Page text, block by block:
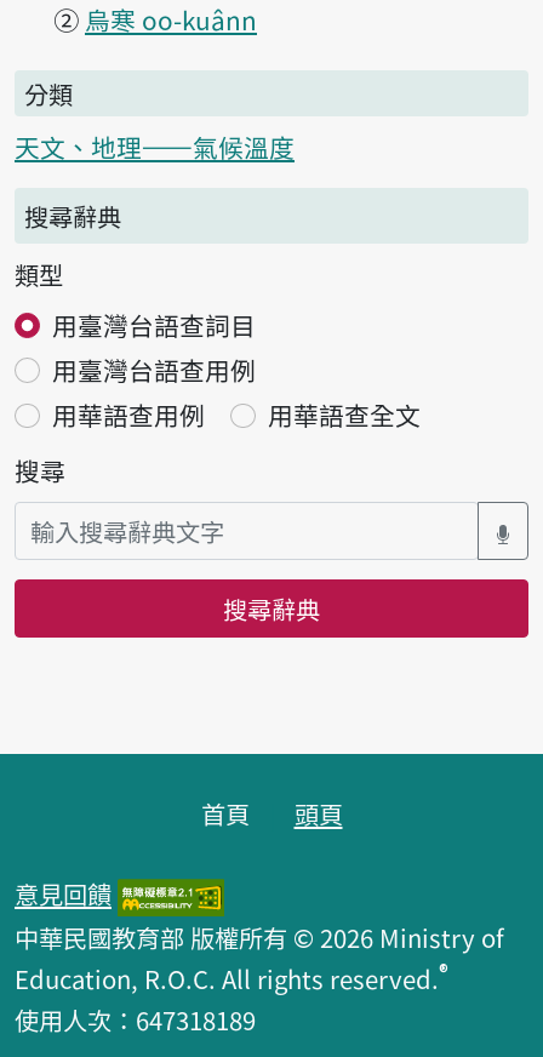
② 烏寒 oo-kuânn
分類
天文、地理——氣候溫度
搜尋辭典
類型
用臺灣台語查詞目
用臺灣台語查用例
用華語查用例
用華語查全文
搜尋
搜尋辭典
首頁 頭頁
意見回饋
中華民國教育部 版權所有 © 2026 Ministry of
Education, R.O.C. All rights reserved.®
使用人次：647318189